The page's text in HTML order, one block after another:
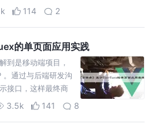
114 2
的单页面应用实践
到是移动端项目，
。通过与后端研发沟
接口，这样最终商
前端这边就非常适
3.5k 141 8